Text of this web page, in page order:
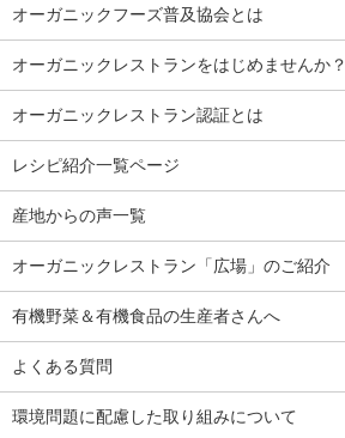
オーガニックフーズ普及協会とは
オーガニックレストランをはじめませんか？
オーガニックレストラン認証とは
レシピ紹介一覧ページ
産地からの声一覧
オーガニックレストラン「広場」のご紹介
有機野菜＆有機食品の生産者さんへ
よくある質問
環境問題に配慮した取り組みについて